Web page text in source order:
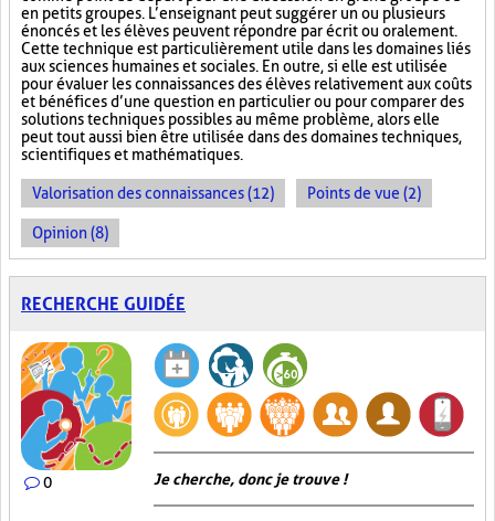
en petits groupes. L’enseignant peut suggérer un ou plusieurs
énoncés et les élèves peuvent répondre par écrit ou oralement.
Cette technique est particulièrement utile dans les domaines liés
aux sciences humaines et sociales. En outre, si elle est utilisée
pour évaluer les connaissances des élèves relativement aux coûts
et bénéfices d’une question en particulier ou pour comparer des
solutions techniques possibles au même problème, alors elle
peut tout aussi bien être utilisée dans des domaines techniques,
scientifiques et mathématiques.
Valorisation des connaissances (12) Points de vue (2)
Opinion (8)
RECHERCHE GUIDÉE
0 Je cherche, donc je trouve !